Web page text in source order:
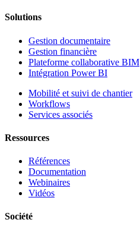
Solutions
Gestion documentaire
Gestion financière
Plateforme collaborative BIM
Intégration Power BI
Mobilité et suivi de chantier
Workflows
Services associés
Ressources
Références
Documentation
Webinaires
Vidéos
Société